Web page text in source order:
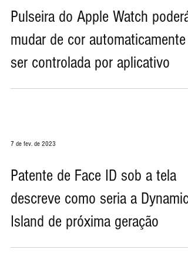
2 de mar. de 2023
Pulseira do Apple Watch poderá
mudar de cor automaticamente e
7 de fev. de 2023
Patente de Face ID sob a tela
descreve como seria a Dynamic